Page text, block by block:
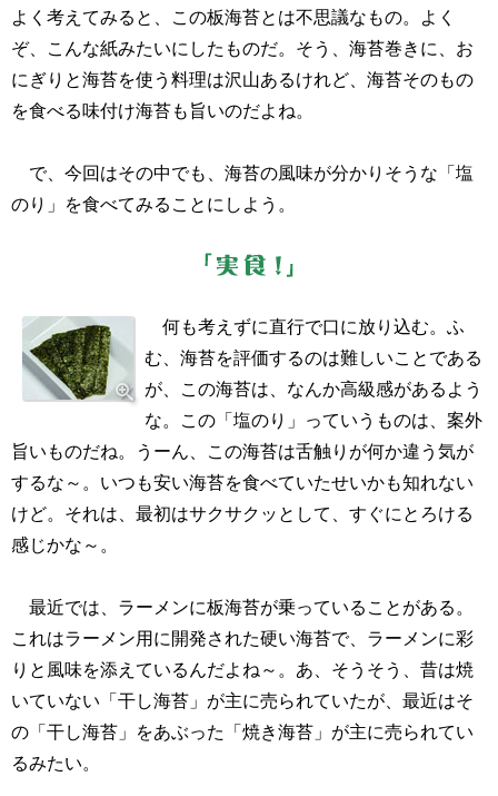
よく考えてみると、この板海苔とは不思議なもの。よく
ぞ、こんな紙みたいにしたものだ。そう、海苔巻きに、お
にぎりと海苔を使う料理は沢山あるけれど、海苔そのもの
を食べる味付け海苔も旨いのだよね。
で、今回はその中でも、海苔の風味が分かりそうな「塩
のり」を食べてみることにしよう。
何も考えずに直行で口に放り込む。ふ
む、海苔を評価するのは難しいことである
が、この海苔は、なんか高級感があるよう
な。この「塩のり」っていうものは、案外
旨いものだね。うーん、この海苔は舌触りが何か違う気が
するな～。いつも安い海苔を食べていたせいかも知れない
けど。それは、最初はサクサクッとして、すぐにとろける
感じかな～。
最近では、ラーメンに板海苔が乗っていることがある。
これはラーメン用に開発された硬い海苔で、ラーメンに彩
りと風味を添えているんだよね～。あ、そうそう、昔は焼
いていない「干し海苔」が主に売られていたが、最近はそ
の「干し海苔」をあぶった「焼き海苔」が主に売られてい
るみたい。